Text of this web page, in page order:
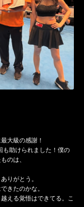
大級の感謝！
も助けられました！僕の
のは、
りがとう。
きたのかな。
える覚悟はできてる。こ